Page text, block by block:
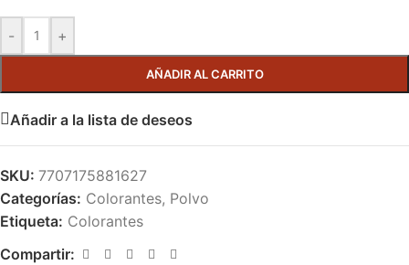
- +
AÑADIR AL CARRITO
Añadir a la lista de deseos
SKU: 7707175881627
Categorías: Colorantes, Polvo
Etiqueta: Colorantes
Compartir: